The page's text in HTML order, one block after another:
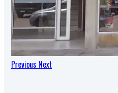
Previous Next